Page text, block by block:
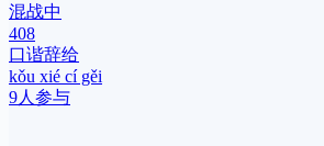
混战中
408
口谐辞给
kǒu xié cí gěi
9人参与